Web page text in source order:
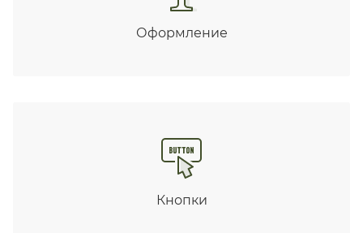
Оформление
Кнопки